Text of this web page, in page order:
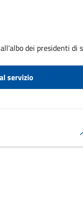
dei presidenti di
servizio